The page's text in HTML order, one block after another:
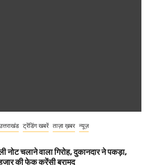
ट्रेंडिंग खबरें ताज़ा ख़बर न्यूज़
नोट चलाने वाला गिरोह, दुकानदार ने पकड़ा,
की फेक करेंसी बरामद